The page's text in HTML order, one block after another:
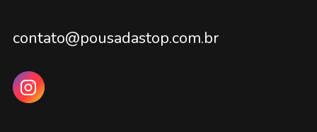
contato@pousadastop.com.br